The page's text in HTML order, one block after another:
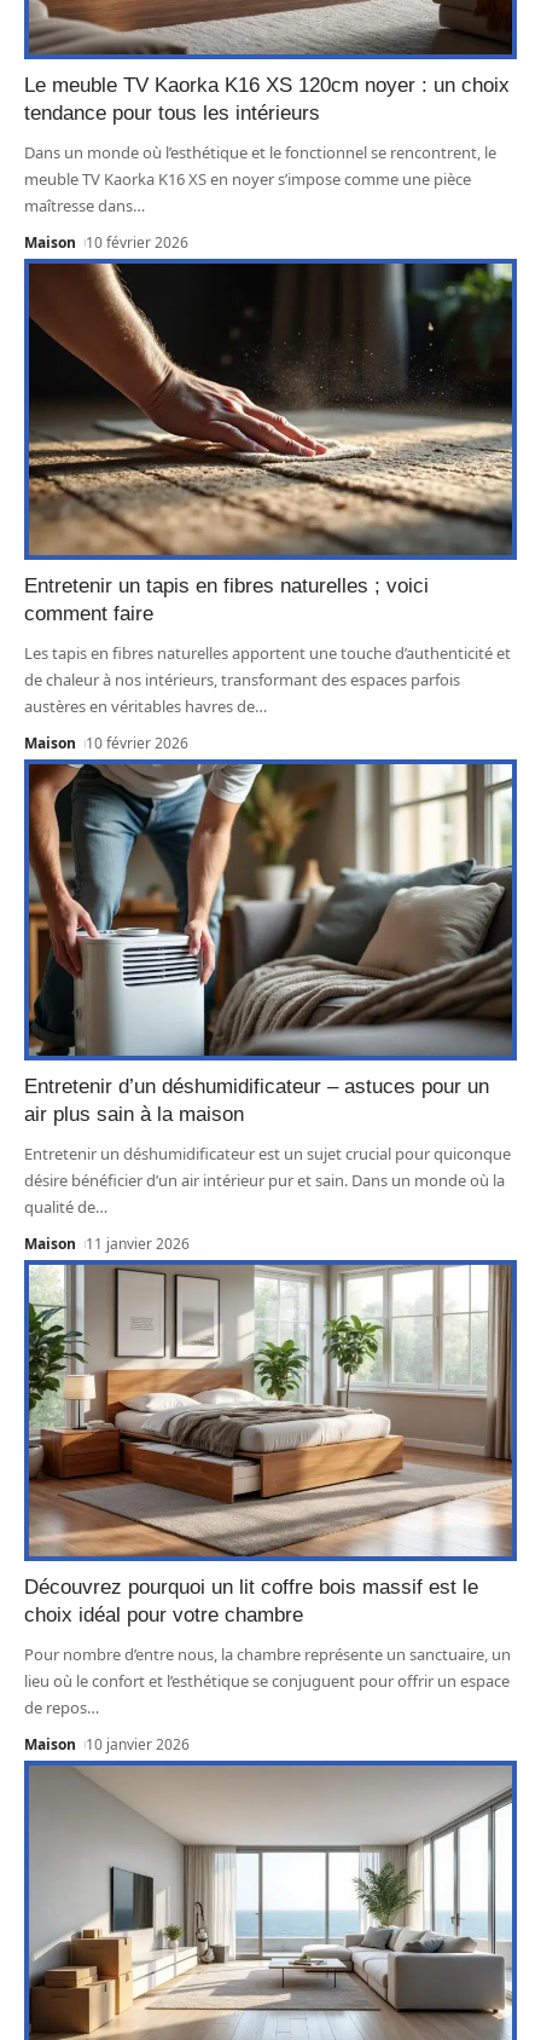
Le meuble TV Kaorka K16 XS 120cm noyer : un choix
tendance pour tous les intérieurs
Dans un monde où l’esthétique et le fonctionnel se rencontrent, le
meuble TV Kaorka K16 XS en noyer s’impose comme une pièce
maîtresse dans…
Maison 10 février 2026
Entretenir un tapis en fibres naturelles ; voici
comment faire
Les tapis en fibres naturelles apportent une touche d’authenticité et
de chaleur à nos intérieurs, transformant des espaces parfois
austères en véritables havres de…
Maison 10 février 2026
Entretenir d’un déshumidificateur – astuces pour un
air plus sain à la maison
Entretenir un déshumidificateur est un sujet crucial pour quiconque
désire bénéficier d’un air intérieur pur et sain. Dans un monde où la
qualité de…
Maison 11 janvier 2026
Découvrez pourquoi un lit coffre bois massif est le
choix idéal pour votre chambre
Pour nombre d’entre nous, la chambre représente un sanctuaire, un
lieu où le confort et l’esthétique se conjuguent pour offrir un espace
de repos…
Maison 10 janvier 2026